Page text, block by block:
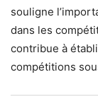
souligne
dans les
contribue à
compétitions